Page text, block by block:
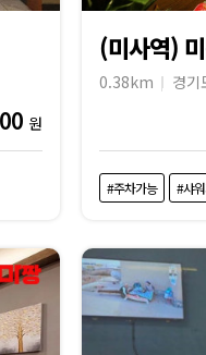
원
(미사역)
0.38km 경기
#주차가능 #샤